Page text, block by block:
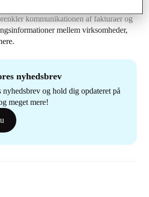
kommunikationen af fakturaer og
mellem virksomheder,
nyhedsbrev
og hold dig opdateret på
meget mere!